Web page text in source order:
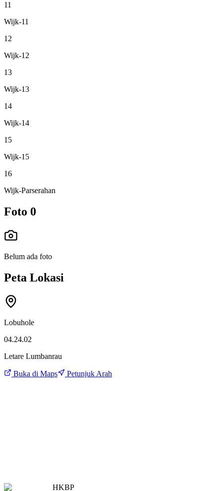
11
Wijk-11
12
Wijk-12
13
Wijk-13
14
Wijk-14
15
Wijk-15
16
Wijk-Parserahan
Foto 0
Belum ada foto
Peta Lokasi
Lobuhole
04.24.02
Letare Lumbanrau
Buka di Maps Petunjuk Arah
HKBP